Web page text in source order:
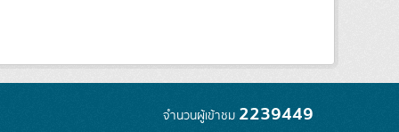
จำนวนผู้เข้าชม 2239449